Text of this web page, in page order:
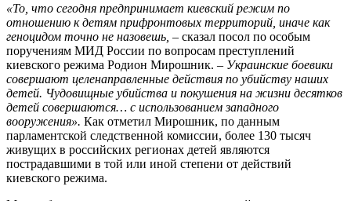
«То, что сегодня предпринимает киевский режим по
отношению к детям прифронтовых территорий, иначе как
геноцидом точно не назовешь, – сказал посол по особым
поручениям МИД России по вопросам преступлений
киевского режима Родион Мирошник. – Украинские боевики
совершают целенаправленные действия по убийству наших
детей. Чудовищные убийства и покушения на жизни десятков
детей совершаются… с использованием западного
вооружения». Как отметил Мирошник, по данным
парламентской следственной комиссии, более 130 тысяч
живущих в российских регионах детей являются
пострадавшими в той или иной степени от действий
киевского режима.